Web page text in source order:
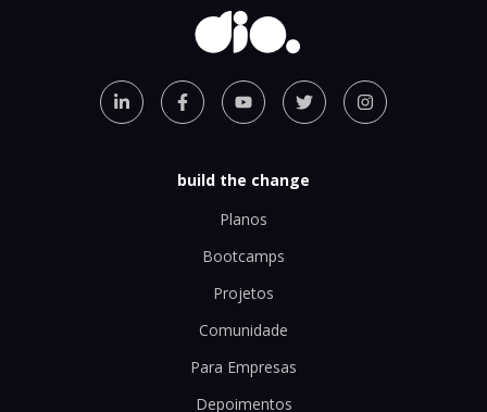
build the change
Planos
Bootcamps
Projetos
Comunidade
Para Empresas
Depoimentos